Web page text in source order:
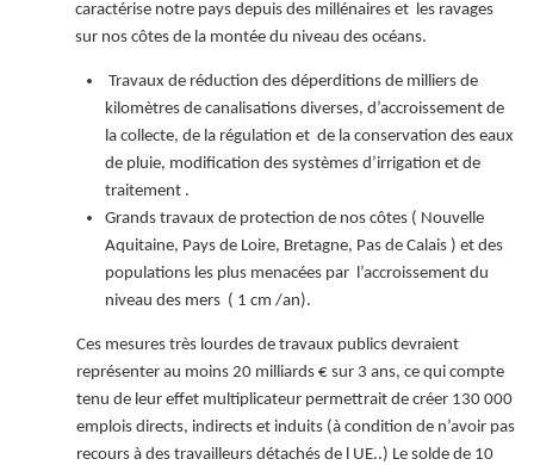
caractérise notre pays depuis des millénaires et les ravages
sur nos côtes de la montée du niveau des océans.
Travaux de réduction des déperditions de milliers de
kilomètres de canalisations diverses, d’accroissement de
la collecte, de la régulation et de la conservation des eaux
de pluie, modification des systèmes d’irrigation et de
traitement .
Grands travaux de protection de nos côtes ( Nouvelle
Aquitaine, Pays de Loire, Bretagne, Pas de Calais ) et des
populations les plus menacées par l’accroissement du
niveau des mers ( 1 cm /an).
Ces mesures très lourdes de travaux publics devraient
représenter au moins 20 milliards € sur 3 ans, ce qui compte
tenu de leur effet multiplicateur permettrait de créer 130 000
emplois directs, indirects et induits (à condition de n’avoir pas
recours à des travailleurs détachés de l UE..) Le solde de 10